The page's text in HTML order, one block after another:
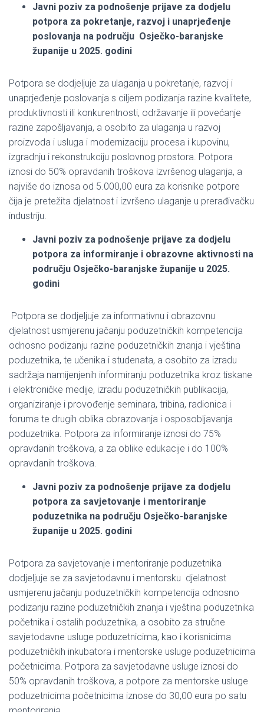
Javni poziv za podnošenje prijave za dodjelu
potpora za pokretanje, razvoj i unaprjeđenje
poslovanja na području Osječko-baranjske
županije u 2025. godini
Potpora se dodjeljuje za ulaganja u pokretanje, razvoj i
unaprjeđenje poslovanja s ciljem podizanja razine kvalitete,
produktivnosti ili konkurentnosti, održavanje ili povećanje
razine zapošljavanja, a osobito za ulaganja u razvoj
proizvoda i usluga i modernizaciju procesa i kupovinu,
izgradnju i rekonstrukciju poslovnog prostora. Potpora
iznosi do 50% opravdanih troškova izvršenog ulaganja, a
najviše do iznosa od 5.000,00 eura za korisnike potpore
čija je pretežita djelatnost i izvršeno ulaganje u prerađivačku
industriju.
Javni poziv za podnošenje prijave za dodjelu
potpora za informiranje i obrazovne aktivnosti na
području Osječko-baranjske županije u 2025.
godini
Potpora se dodjeljuje za informativnu i obrazovnu
djelatnost usmjerenu jačanju poduzetničkih kompetencija
odnosno podizanju razine poduzetničkih znanja i vještina
poduzetnika, te učenika i studenata, a osobito za izradu
sadržaja namijenjenih informiranju poduzetnika kroz tiskane
i elektroničke medije, izradu poduzetničkih publikacija,
organiziranje i provođenje seminara, tribina, radionica i
foruma te drugih oblika obrazovanja i osposobljavanja
poduzetnika. Potpora za informiranje iznosi do 75%
opravdanih troškova, a za oblike edukacije i do 100%
opravdanih troškova.
Javni poziv za podnošenje prijave za dodjelu
potpora za savjetovanje i mentoriranje
poduzetnika na području Osječko-baranjske
županije u 2025. godini
Potpora za savjetovanje i mentoriranje poduzetnika
dodjeljuje se za savjetodavnu i mentorsku djelatnost
usmjerenu jačanju poduzetničkih kompetencija odnosno
podizanju razine poduzetničkih znanja i vještina poduzetnika
početnika i ostalih poduzetnika, a osobito za stručne
savjetodavne usluge poduzetnicima, kao i korisnicima
poduzetničkih inkubatora i mentorske usluge poduzetnicima
početnicima. Potpora za savjetodavne usluge iznosi do
50% opravdanih troškova, a potpore za mentorske usluge
poduzetnicima početnicima iznose do 30,00 eura po satu